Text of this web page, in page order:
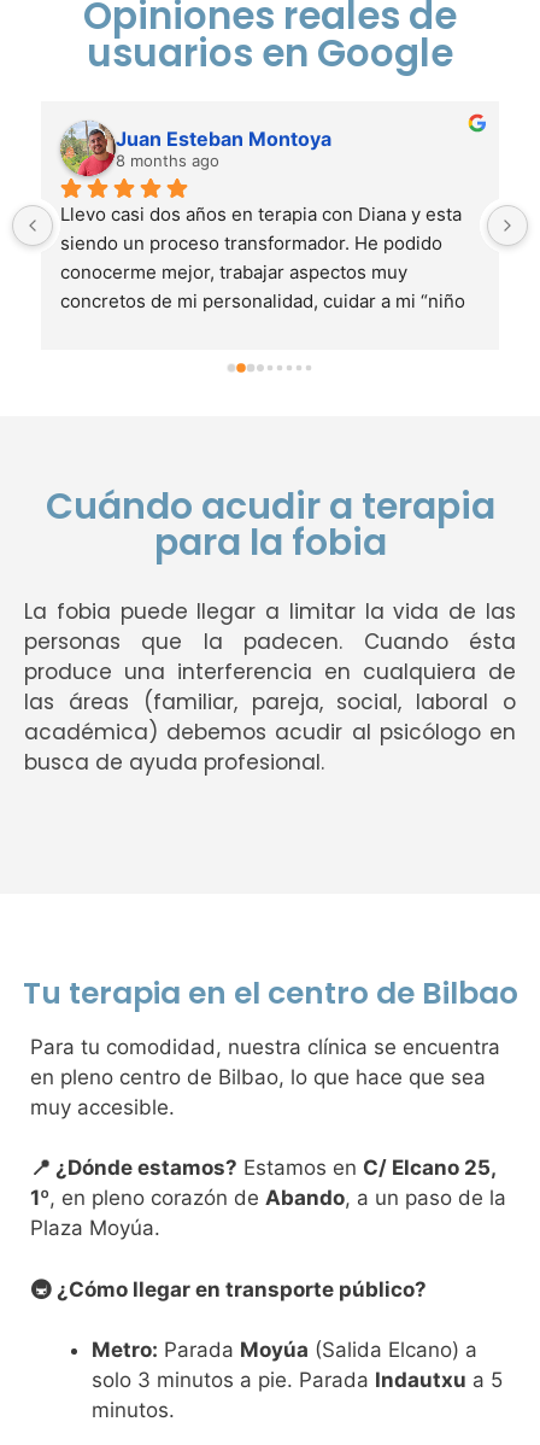
Opiniones reales de
usuarios en Google
Juan Esteban Montoya
8 months ago
Llevo casi dos años en terapia con Diana y esta
siendo un proceso transformador. He podido
conocerme mejor, trabajar aspectos muy
concretos de mi personalidad, cuidar a mi “niño
nunca antes. Su cercanía genuina crea un
recomiendo totalmente.
Cuándo acudir a terapia
para la fobia
La fobia puede llegar a limitar la vida de las
personas que la padecen. Cuando ésta
produce una interferencia en cualquiera de
las áreas (familiar, pareja, social, laboral o
académica) debemos acudir al psicólogo en
busca de ayuda profesional.
Tu terapia en el centro de Bilbao
Para tu comodidad, nuestra clínica se encuentra
en pleno centro de Bilbao, lo que hace que sea
muy accesible.
📍 ¿Dónde estamos? Estamos en C/ Elcano 25,
1º, en pleno corazón de Abando, a un paso de la
Plaza Moyúa.
🚇 ¿Cómo llegar en transporte público?
Metro: Parada Moyúa (Salida Elcano) a
solo 3 minutos a pie. Parada Indautxu a 5
minutos.